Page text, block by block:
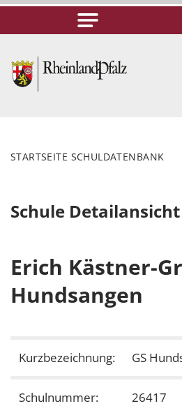
STARTSEITE SCHULDATENBANK
Schule Detailansicht
Erich Kästner-
Hundsangen
Kurzbezeichnung: GS
Schulnummer: 26417